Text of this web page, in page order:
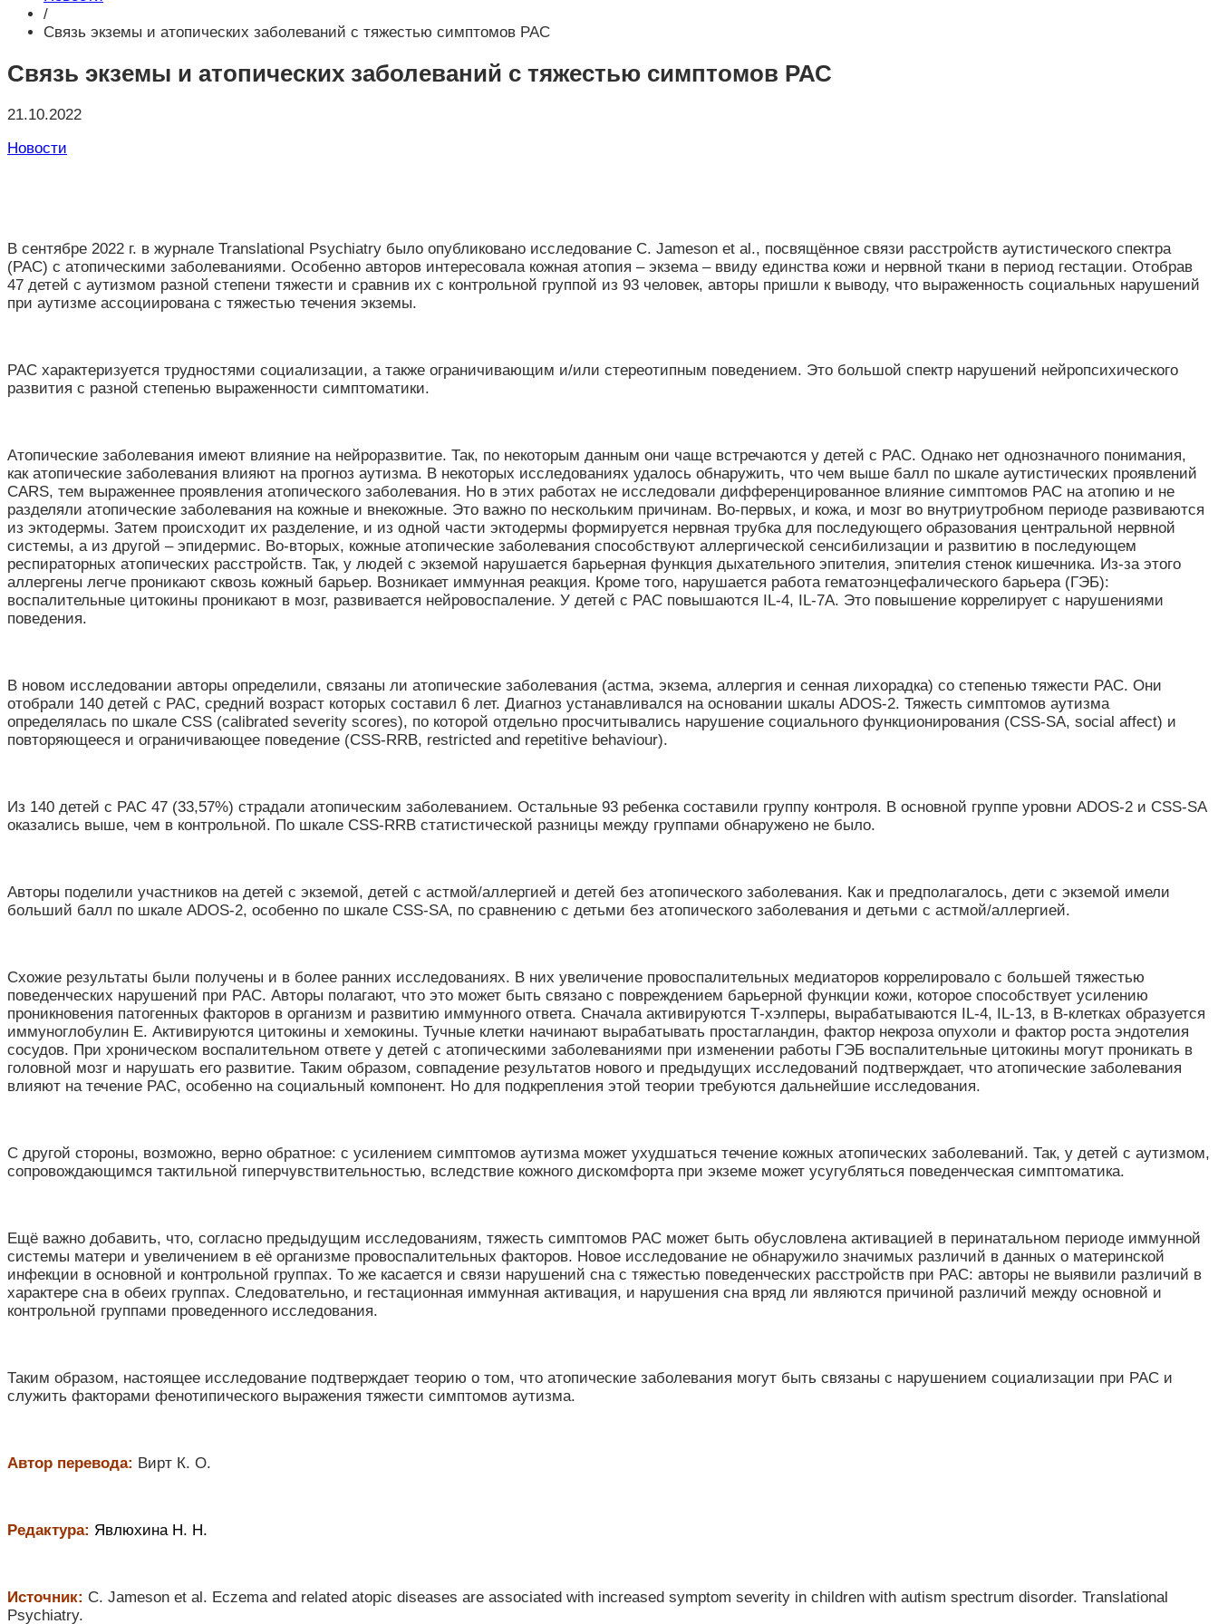
/
Связь экземы и атопических заболеваний с тяжестью симптомов РАС
Связь экземы и атопических заболеваний с тяжестью симптомов РАС
21.10.2022
Новости
В сентябре 2022 г. в журнале Translational Psychiatry было опубликовано исследование C. Jameson et al., посвящённое связи расстройств аутистического спектра
(РАС) с атопическими заболеваниями. Особенно авторов интересовала кожная атопия – экзема – ввиду единства кожи и нервной ткани в период гестации. Отобрав
47 детей с аутизмом разной степени тяжести и сравнив их с контрольной группой из 93 человек, авторы пришли к выводу, что выраженность социальных нарушений
при аутизме ассоциирована с тяжестью течения экземы.
РАС характеризуется трудностями социализации, а также ограничивающим и/или стереотипным поведением. Это большой спектр нарушений нейропсихического
развития с разной степенью выраженности симптоматики.
Атопические заболевания имеют влияние на нейроразвитие. Так, по некоторым данным они чаще встречаются у детей с РАС. Однако нет однозначного понимания,
как атопические заболевания влияют на прогноз аутизма. В некоторых исследованиях удалось обнаружить, что чем выше балл по шкале аутистических проявлений
CARS, тем выраженнее проявления атопического заболевания. Но в этих работах не исследовали дифференцированное влияние симптомов РАС на атопию и не
разделяли атопические заболевания на кожные и внекожные. Это важно по нескольким причинам. Во-первых, и кожа, и мозг во внутриутробном периоде развиваются
из эктодермы. Затем происходит их разделение, и из одной части эктодермы формируется нервная трубка для последующего образования центральной нервной
системы, а из другой – эпидермис. Во-вторых, кожные атопические заболевания способствуют аллергической сенсибилизации и развитию в последующем
респираторных атопических расстройств. Так, у людей с экземой нарушается барьерная функция дыхательного эпителия, эпителия стенок кишечника. Из-за этого
аллергены легче проникают сквозь кожный барьер. Возникает иммунная реакция. Кроме того, нарушается работа гематоэнцефалического барьера (ГЭБ):
воспалительные цитокины проникают в мозг, развивается нейровоспаление. У детей с РАС повышаются IL-4, IL-7A. Это повышение коррелирует с нарушениями
поведения.
В новом исследовании авторы определили, связаны ли атопические заболевания (астма, экзема, аллергия и сенная лихорадка) со степенью тяжести РАС. Они
отобрали 140 детей с РАС, средний возраст которых составил 6 лет. Диагноз устанавливался на основании шкалы ADOS-2. Тяжесть симптомов аутизма
определялась по шкале CSS (calibrated severity scores), по которой отдельно просчитывались нарушение социального функционирования (CSS-SA, social affect) и
повторяющееся и ограничивающее поведение (CSS-RRB, restricted and repetitive behaviour).
Из 140 детей с РАС 47 (33,57%) страдали атопическим заболеванием. Остальные 93 ребенка составили группу контроля. В основной группе уровни ADOS-2 и CSS-SA
оказались выше, чем в контрольной. По шкале CSS-RRB статистической разницы между группами обнаружено не было.
Авторы поделили участников на детей с экземой, детей с астмой/аллергией и детей без атопического заболевания. Как и предполагалось, дети с экземой имели
больший балл по шкале ADOS-2, особенно по шкале CSS-SA, по сравнению с детьми без атопического заболевания и детьми с астмой/аллергией.
Схожие результаты были получены и в более ранних исследованиях. В них увеличение провоспалительных медиаторов коррелировало с большей тяжестью
поведенческих нарушений при РАС. Авторы полагают, что это может быть связано с повреждением барьерной функции кожи, которое способствует усилению
проникновения патогенных факторов в организм и развитию иммунного ответа. Сначала активируются Т-хэлперы, вырабатываются IL-4, IL-13, в В-клетках образуется
иммуноглобулин Е. Активируются цитокины и хемокины. Тучные клетки начинают вырабатывать простагландин, фактор некроза опухоли и фактор роста эндотелия
сосудов. При хроническом воспалительном ответе у детей с атопическими заболеваниями при изменении работы ГЭБ воспалительные цитокины могут проникать в
головной мозг и нарушать его развитие. Таким образом, совпадение результатов нового и предыдущих исследований подтверждает, что атопические заболевания
влияют на течение РАС, особенно на социальный компонент. Но для подкрепления этой теории требуются дальнейшие исследования.
С другой стороны, возможно, верно обратное: с усилением симптомов аутизма может ухудшаться течение кожных атопических заболеваний. Так, у детей с аутизмом,
сопровождающимся тактильной гиперчувствительностью, вследствие кожного дискомфорта при экземе может усугубляться поведенческая симптоматика.
Ещё важно добавить, что, согласно предыдущим исследованиям, тяжесть симптомов РАС может быть обусловлена активацией в перинатальном периоде иммунной
системы матери и увеличением в её организме провоспалительных факторов. Новое исследование не обнаружило значимых различий в данных о материнской
инфекции в основной и контрольной группах. То же касается и связи нарушений сна с тяжестью поведенческих расстройств при РАС: авторы не выявили различий в
характере сна в обеих группах. Следовательно, и гестационная иммунная активация, и нарушения сна вряд ли являются причиной различий между основной и
контрольной группами проведенного исследования.
Таким образом, настоящее исследование подтверждает теорию о том, что атопические заболевания могут быть связаны с нарушением социализации при РАС и
служить факторами фенотипического выражения тяжести симптомов аутизма.
Автор перевода: Вирт К. О.
Редактура: Явлюхина Н. Н.
Источник: C. Jameson et al. Eczema and related atopic diseases are associated with increased symptom severity in children with autism spectrum disorder. Translational
Psychiatry.